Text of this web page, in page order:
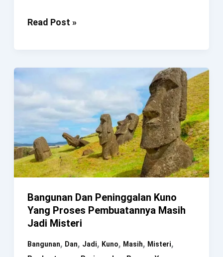
Mengejutkan!
Dilakukan
Manusia
Sejak
Era
Kuno
Read Post »
Bangunan Dan Peninggalan Kuno
Yang Proses Pembuatannya Masih
Jadi Misteri
Bangunan, Dan, Jadi, Kuno, Masih, Misteri,